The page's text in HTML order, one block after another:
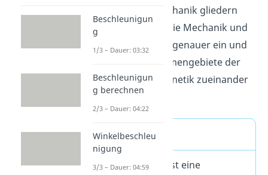
Arten du die Mechanik gliedern
kannst, ordnen die Mechanik und
ihre Teilbereiche genauer ein und
grenzen die Themengebiete der
Kinematik und Kinetik zueinander
ab.
Merke
Die Mechanik ist eine
Beschleunigun
g
1/3 – Dauer: 03:32
Beschleunigun
g berechnen
2/3 – Dauer: 04:22
Winkelbeschleu
nigung
3/3 – Dauer: 04:59